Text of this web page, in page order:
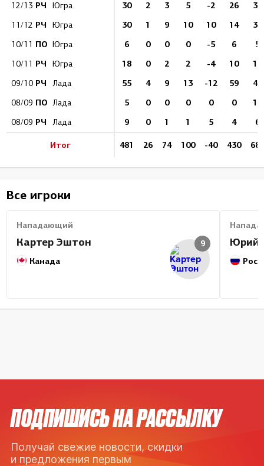
12/13 РЧ Югра 30 2 3 5 -2 26 38
11/12 РЧ Югра 30 1 9 10 10 14 39
10/11 ПО Югра 6 0 0 0 -5 6 5
10/11 РЧ Югра 18 0 2 2 -4 10 18
09/10 РЧ Лада 55 4 9 13 -12 59 43
08/09 ПО Лада 5 0 0 0 0 0 12
08/09 РЧ Лада 9 0 1 1 5 4 6
Итог 481 26 74 100 -40 430 682
Все игроки
Нападающий
Картер Эштон
Канада
9 Юрий
ПОДПИШИСЬ НА РАССЫЛКУ
Получай свежие новости, скидки
и предложения первым